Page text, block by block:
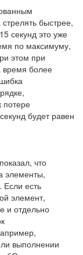
быстрее,
секунд это уже
по максимуму,
этом при
время более
потере
будет равен
что
элементы,
есть
элемент,
и отдельно
выполнении